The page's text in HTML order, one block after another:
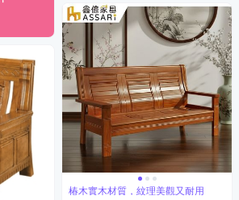
椿木實木材質，紋理美觀又耐用